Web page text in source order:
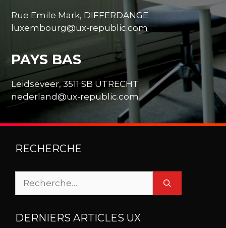
Rue Emile Mark, DIFFERDANGE
luxembourg@ux-republic.com
PAYS BAS
Leidseveer, 3511 SB UTRECHT
nederland@ux-republic.com
RECHERCHE
Rechercher :
DERNIERS ARTICLES UX